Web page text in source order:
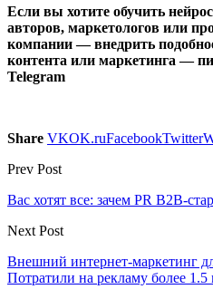
Если вы хотите обучить
авторов, маркетологов или
компании — внедрить
контента или маркетинга —
Telegram
Share VKOK.ruFacebookTwitter
Prev Post
Вас хотят все: зачем PR B2B-
Next Post
Внешний интернет-маркетинг
Потратили на рекламу более 1.5